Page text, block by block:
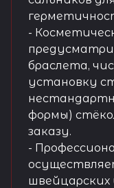
-
браслета,
установку
формы)
заказу.
-